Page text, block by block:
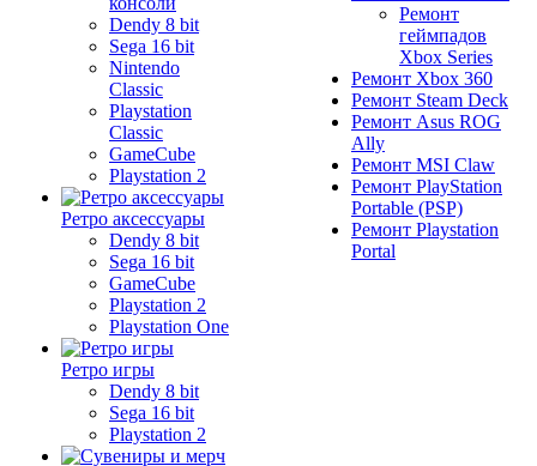
Dendy 8 bit
Sega 16 bit
Nintendo
Classic
Playstation
Classic
GameCube
Playstation 2
Ретро аксессуары
Dendy 8 bit
Sega 16 bit
GameCube
Playstation 2
Playstation One
Ретро игры
Dendy 8 bit
Sega 16 bit
Playstation 2
Ремонт
геймпадов
Xbox Series
Ремонт Xbox 360
Ремонт Steam Deck
Ремонт Asus ROG
Ally
Ремонт MSI Claw
Ремонт PlayStation
Portable (PSP)
Ремонт Playstation
Portal